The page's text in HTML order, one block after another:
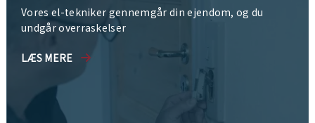
Vores el-tekniker gennemgår din ejendom, og du
undgår overraskelser
LÆS MERE